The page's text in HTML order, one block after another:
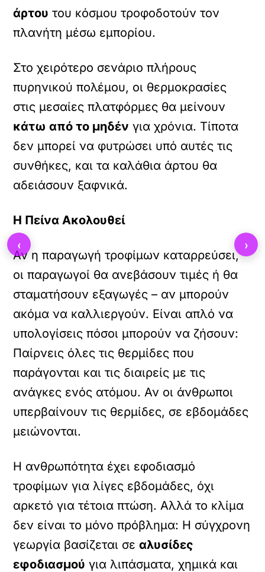
άρτου του κόσμου τροφοδοτούν τον
πλανήτη μέσω εμπορίου.
Στο χειρότερο σενάριο πλήρους
πυρηνικού πολέμου, οι θερμοκρασίες
στις μεσαίες πλατφόρμες θα μείνουν
κάτω από το μηδέν για χρόνια. Τίποτα
δεν μπορεί να φυτρώσει υπό αυτές τις
συνθήκες, και τα καλάθια άρτου θα
αδειάσουν ξαφνικά.
Η Πείνα Ακολουθεί
Αν η παραγωγή τροφίμων καταρρεύσει,
οι παραγωγοί θα ανεβάσουν τιμές ή θα
σταματήσουν εξαγωγές – αν μπορούν
ακόμα να καλλιεργούν. Είναι απλό να
υπολογίσεις πόσοι μπορούν να ζήσουν:
Παίρνεις όλες τις θερμίδες που
παράγονται και τις διαιρείς με τις
ανάγκες ενός ατόμου. Αν οι άνθρωποι
υπερβαίνουν τις θερμίδες, σε εβδομάδες
μειώνονται.
Η ανθρωπότητα έχει εφοδιασμό
τροφίμων για λίγες εβδομάδες, όχι
αρκετό για τέτοια πτώση. Αλλά το κλίμα
δεν είναι το μόνο πρόβλημα: Η σύγχρονη
γεωργία βασίζεται σεαλυσίδες
εφοδιασμού για λιπάσματα, χημικά και
‹ ›